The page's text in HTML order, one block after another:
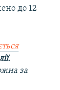
до 12
.
за